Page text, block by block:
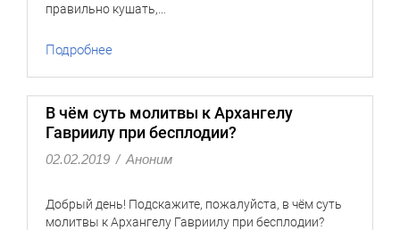
правильно кушать,…
Подробнее
В чём суть молитвы к Архангелу
Гавриилу при бесплодии?
02.02.2019 / Аноним
Добрый день! Подскажите, пожалуйста, в чём суть
молитвы к Архангелу Гавриилу при бесплодии?